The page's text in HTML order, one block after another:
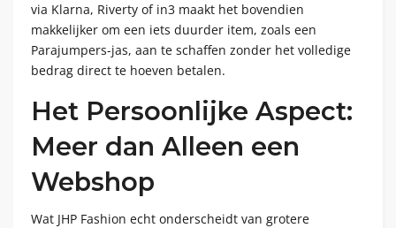
via Klarna, Riverty of in3 maakt het bovendien
makkelijker om een iets duurder item, zoals een
Parajumpers-jas, aan te schaffen zonder het volledige
bedrag direct te hoeven betalen.
Het Persoonlijke Aspect:
Meer dan Alleen een
Webshop
Wat JHP Fashion echt onderscheidt van grotere